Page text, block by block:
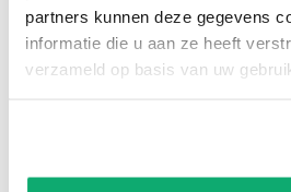
partners kunnen deze gegevens
informatie die u aan ze heeft
verzameld op basis van uw
De kleur van de tegel op de
iets afwijken van de
om ook wat tegels als reserve